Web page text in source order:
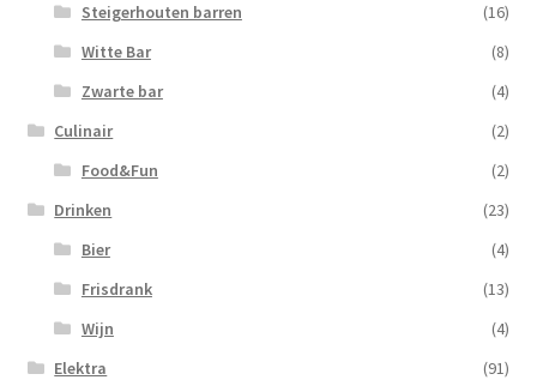
Steigerhouten barren
(16)
Witte Bar
(8)
Zwarte bar
(4)
Culinair
(2)
Food&Fun
(2)
Drinken
(23)
Bier
(4)
Frisdrank
(13)
Wijn
(4)
Elektra
(91)